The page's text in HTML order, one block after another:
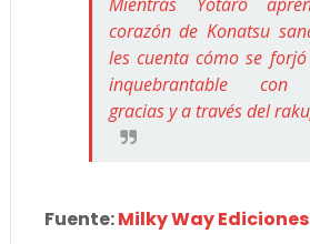
Mientras Yotarô
corazón de Konatsu
les cuenta cómo se
inquebrantable con
gracias y a través del
Fuente:Milky Way Ediciones